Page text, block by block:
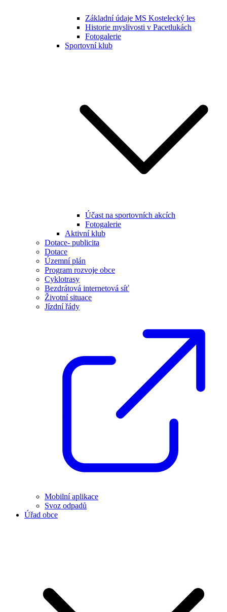
Základní údaje MS Kostelecký les
Historie myslivosti v Pacetlukách
Fotogalerie
Sportovní klub
Účast na sportovních akcích
Fotogalerie
Aktivní klub
Dotace- publicita
Dotace
Územní plán
Program rozvoje obce
Cyklotrasy
Bezdrátová internetová síť
Životní situace
Jízdní řády
Mobilní aplikace
Svoz odpadů
Úřad obce